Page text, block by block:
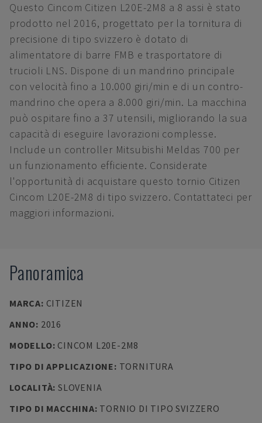
Questo Cincom Citizen L20E-2M8 a 8 assi è stato
prodotto nel 2016, progettato per la tornitura di
precisione di tipo svizzero è dotato di
alimentatore di barre FMB e trasportatore di
trucioli LNS. Dispone di un mandrino principale
con velocità fino a 10.000 giri/min e di un contro-
mandrino che opera a 8.000 giri/min. La macchina
può ospitare fino a 37 utensili, migliorando la sua
capacità di eseguire lavorazioni complesse.
Include un controller Mitsubishi Meldas 700 per
un funzionamento efficiente. Considerate
l'opportunità di acquistare questo tornio Citizen
Cincom L20E-2M8 di tipo svizzero. Contattateci per
maggiori informazioni.
Panoramica
MARCA: CITIZEN
ANNO: 2016
MODELLO: CINCOM L20E-2M8
TIPO DI APPLICAZIONE: TORNITURA
LOCALITÀ: SLOVENIA
TIPO DI MACCHINA: TORNIO DI TIPO SVIZZERO